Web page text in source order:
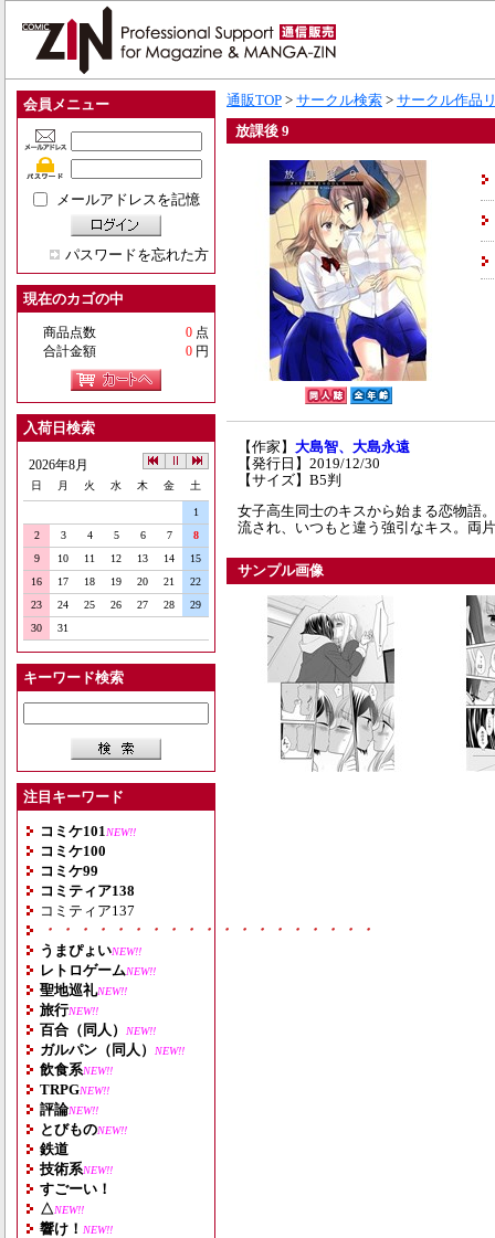
会員メニュー
メールアドレスを記憶
パスワードを忘れた方
現在のカゴの中
商品点数 0 点
合計金額
0 円
入荷日検索
2026年8月
日 月 火 水 木 金 土
1
2
3 4 5 6 7
8
9
10 11 12 13 14
15
16
17 18 19 20 21
22
23
24 25 26 27 28
29
30
31
キーワード検索
注目キーワード
コミケ101 NEW!!
コミケ100
コミケ99
コミティア138
コミティア137
・・・・・・・・・・・・・・・・・・・
うまぴょいNEW!!
レトロゲームNEW!!
聖地巡礼NEW!!
旅行NEW!!
百合（同人） NEW!!
ガルパン（同人） NEW!!
飲食系NEW!!
TRPGNEW!!
評論NEW!!
とびものNEW!!
鉄道
技術系NEW!!
すごーい！
△NEW!!
響け！ NEW!!
通販TOP > サークル検索 > サークル作品
放課後 9
【作家】 大島智、大島永遠
【発行日】2019/12/30
【サイズ】B5判
女子高生同士のキスから始まる恋物語
流され、いつもと違う強引なキス。両
サンプル画像